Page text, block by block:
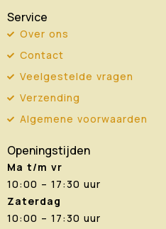
Service
Over ons
Contact
Veelgestelde vragen
Verzending
Algemene voorwaarden
Openingstijden
Ma t/m vr
10:00 – 17:30 uur
Zaterdag
10:00 – 17:30 uur